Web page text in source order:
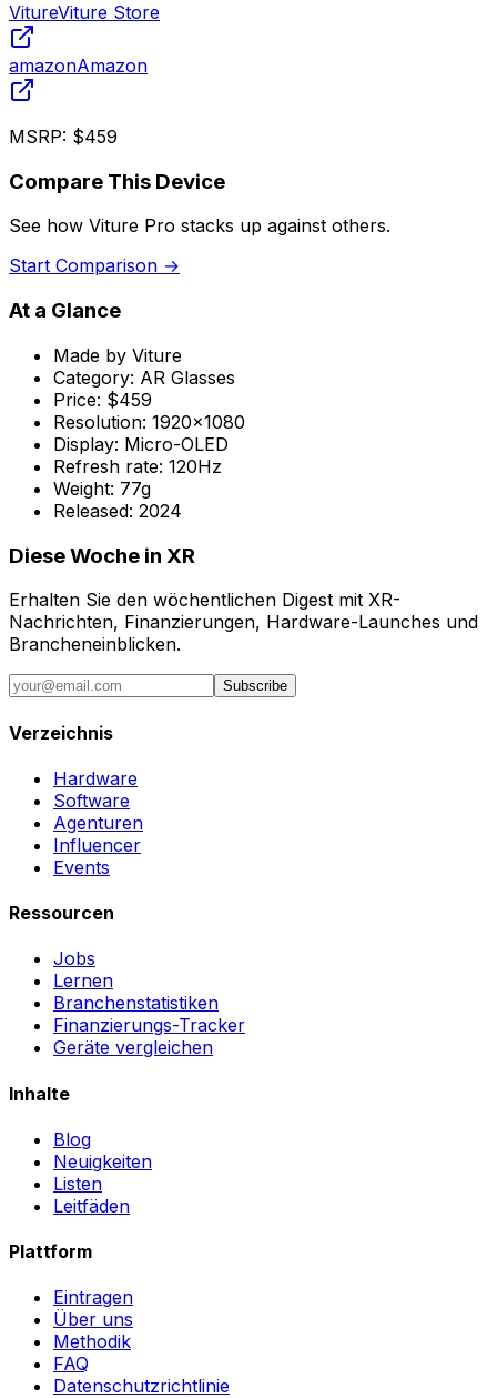
VitureViture Store
amazonAmazon
MSRP: $459
Compare This Device
See how Viture Pro stacks up against others.
Start Comparison →
At a Glance
Made by Viture
Category: AR Glasses
Price: $459
Resolution: 1920x1080
Display: Micro-OLED
Refresh rate: 120Hz
Weight: 77g
Released: 2024
Diese Woche in XR
Erhalten Sie den wöchentlichen Digest mit XR-
Nachrichten, Finanzierungen, Hardware-Launches und
Brancheneinblicken.
Subscribe
Verzeichnis
Hardware
Software
Agenturen
Influencer
Events
Ressourcen
Jobs
Lernen
Branchenstatistiken
Finanzierungs-Tracker
Geräte vergleichen
Inhalte
Blog
Neuigkeiten
Listen
Leitfäden
Plattform
Eintragen
Über uns
Methodik
FAQ
Datenschutzrichtlinie